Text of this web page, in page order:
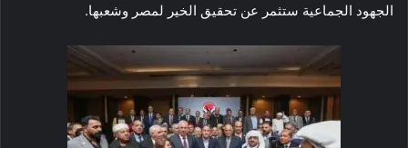
الجهود الجماعية ستثمر عن تحقيق الخير لمصر وشعبها.